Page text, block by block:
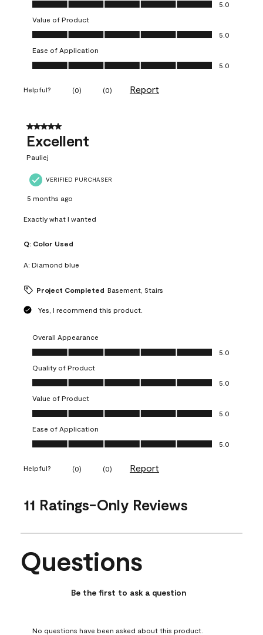
5.0
Value of Product
Value of Product, 5.0 out of 5
5.0
Ease of Application
Ease of Application, 5.0 out of 5
5.0
Helpful? (0) (0) Report
5 out of 5 stars.
Excellent
Pauliej
VERIFIED PURCHASER
5 months ago
Exactly what I wanted
Q: Color Used
A: Diamond blue
Project Completed Basement, Stairs
Yes, I recommend this product.
Overall Appearance
Overall Appearance, 5.0 out of 5
5.0
Quality of Product
Quality of Product, 5.0 out of 5
5.0
Value of Product
Value of Product, 5.0 out of 5
5.0
Ease of Application
Ease of Application, 5.0 out of 5
5.0
Helpful? (0) (0) Report
11 Ratings-Only Reviews
No questions have been asked about this product.
Questions
Be the first to ask a question
No questions have been asked about this product.